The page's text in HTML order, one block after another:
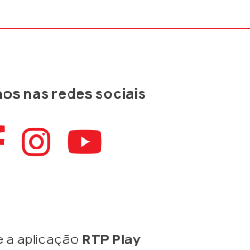
nas redes sociais
Aceder ao
Aceder ao
Aceder
a aplicação RTP Play